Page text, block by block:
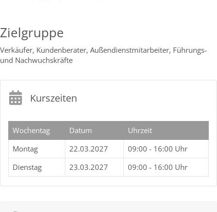
Zielgruppe
Verkäufer, Kundenberater, Außendienstmitarbeiter, Führungs-
und Nachwuchskräfte
Kurszeiten
Wochentag Datum
Uhrzeit
Montag
22.03.2027
09:00 - 16:00 Uhr
Dienstag
23.03.2027 09:00 - 16:00 Uhr